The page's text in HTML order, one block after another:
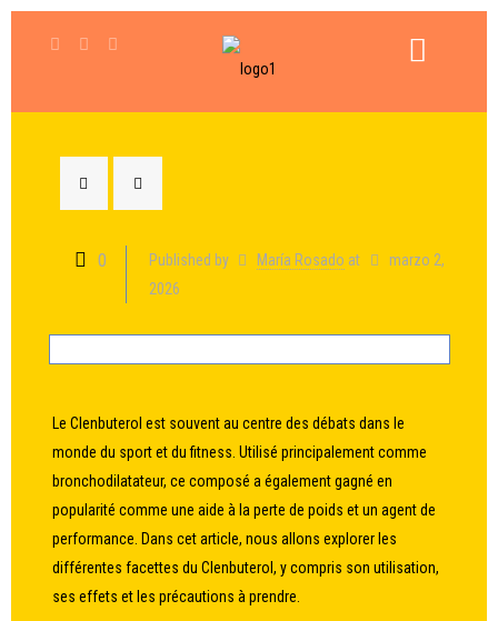
0 Published by María Rosado at
marzo 2,
2026
Le Clenbuterol est souvent au centre des débats dans le
monde du sport et du fitness. Utilisé principalement comme
bronchodilatateur, ce composé a également gagné en
popularité comme une aide à la perte de poids et un agent de
performance. Dans cet article, nous allons explorer les
différentes facettes du Clenbuterol, y compris son utilisation,
ses effets et les précautions à prendre.